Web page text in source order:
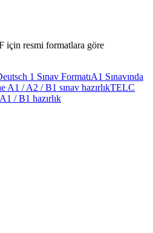
için resmi formatlara göre
1 Sınav FormatıA1 Sınavında
A1 / A2 / B1 sınav hazırlıkTELC
/ B1 hazırlık